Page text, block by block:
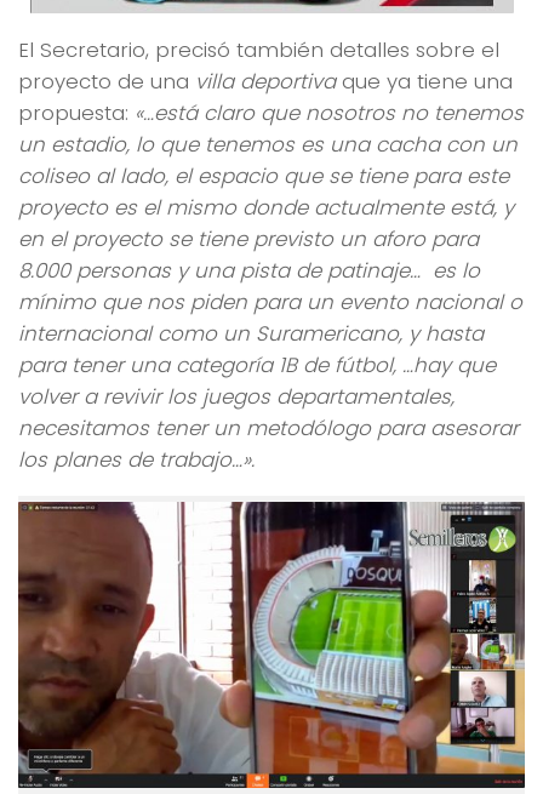
El Secretario, precisó también detalles sobre el
proyecto de una villa deportivaque ya tiene una
propuesta: «…está claro que nosotros no tenemos
un estadio, lo que tenemos es una cacha con un
coliseo al lado, el espacio que se tiene para este
proyecto es el mismo donde actualmente está, y
en el proyecto se tiene previsto un aforo para
8.000 personas y una pista de patinaje… es lo
mínimo que nos piden para un evento nacional o
internacional como un Suramericano, y hasta
para tener una categoría 1B de fútbol, …hay que
volver a revivir los juegos departamentales,
necesitamos tener un metodólogo para asesorar
los planes de trabajo…».